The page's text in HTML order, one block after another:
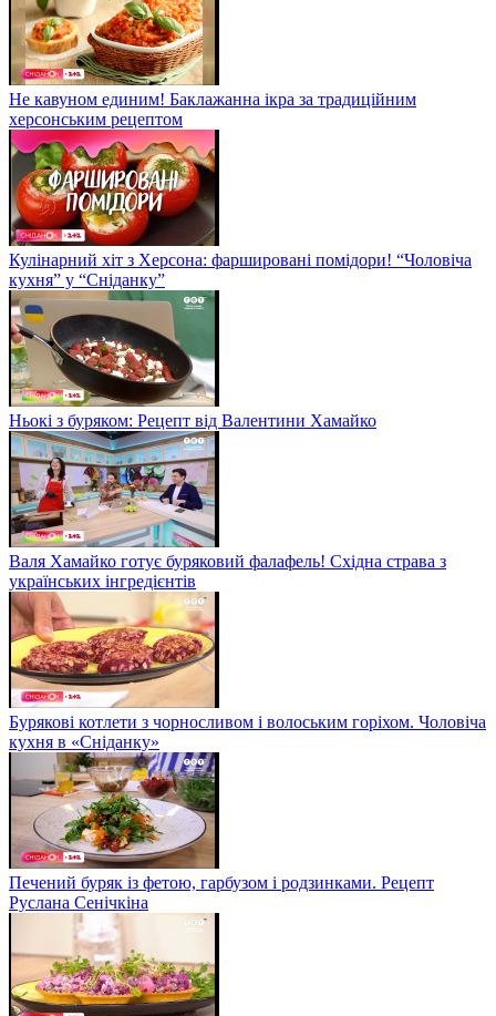
Не кавуном единим! Баклажанна ікра за традиційним
херсонським рецептом
Кулінарний хіт з Херсона: фаршировані помідори! “Чоловіча
кухня” у “Сніданку”
Ньокі з буряком: Рецепт від Валентини Хамайко
Валя Хамайко готує буряковий фалафель! Східна страва з
українських інгредієнтів
Бурякові котлети з чорносливом і волоським горіхом. Чоловіча
кухня в «Сніданку»
Печений буряк із фетою, гарбузом і родзинками. Рецепт
Руслана Сенічкіна